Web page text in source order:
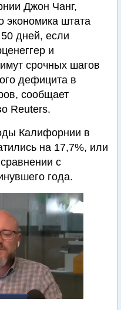
Джон Чанг,
экономика штата
50 дней, если
и
срочных шагов
дефицита в
сообщает
Reuters.
Калифорнии в
на 17,7%, или
с
года.